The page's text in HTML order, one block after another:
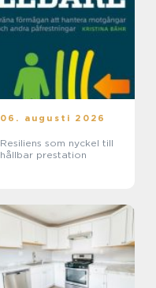
06. augusti 2026
Resiliens som nyckel till
hållbar prestation